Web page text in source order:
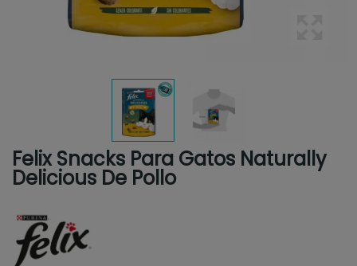
Felix Snacks Para Gatos Naturally
Delicious De Pollo